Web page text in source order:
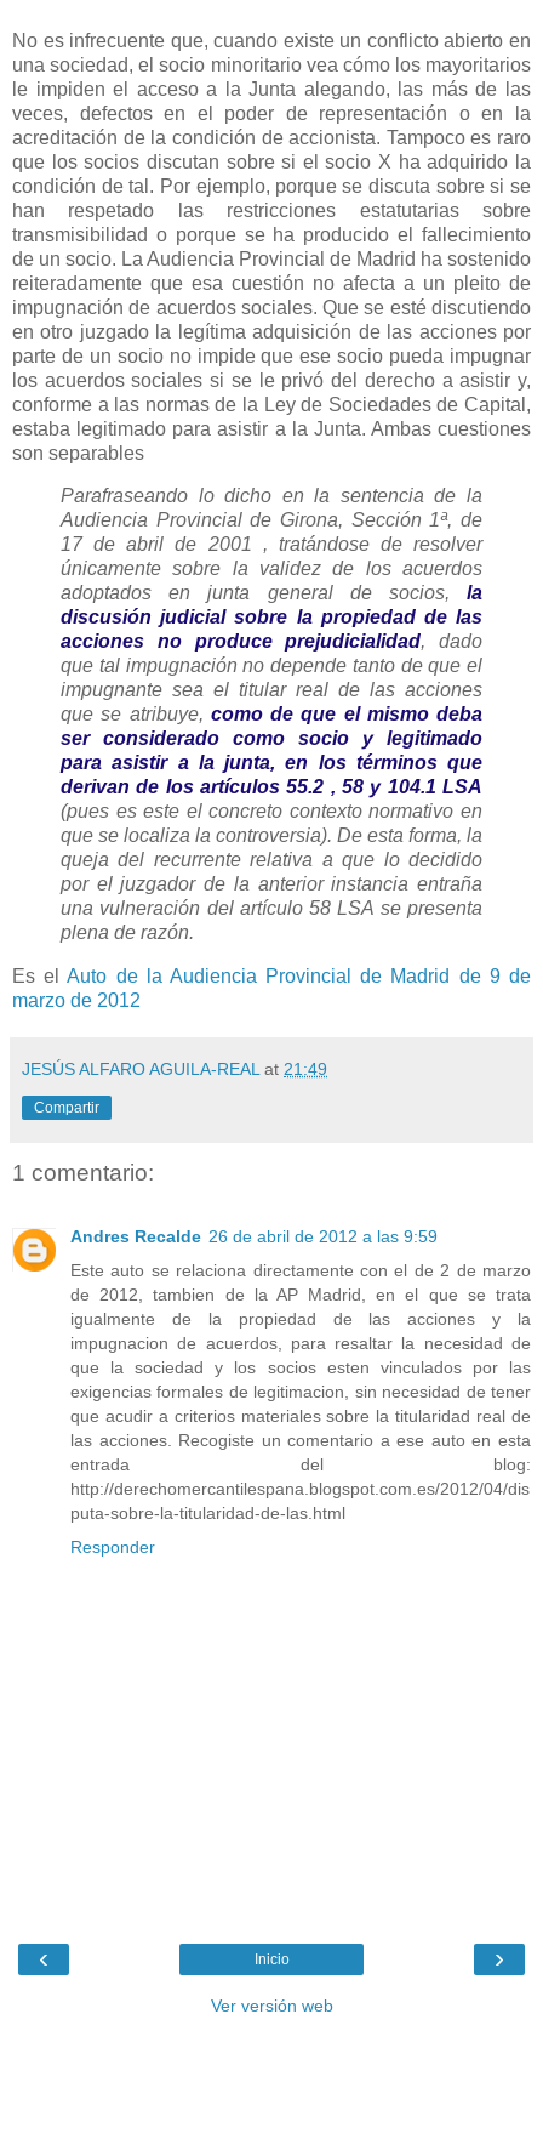
No es infrecuente que, cuando existe un conflicto abierto en
una sociedad, el socio minoritario vea cómo los mayoritarios
le impiden el acceso a la Junta alegando, las más de las
veces, defectos en el poder de representación o en la
acreditación de la condición de accionista. Tampoco es raro
que los socios discutan sobre si el socio X ha adquirido la
condición de tal. Por ejemplo, porque se discuta sobre si se
han respetado las restricciones estatutarias sobre
transmisibilidad o porque se ha producido el fallecimiento
de un socio. La Audiencia Provincial de Madrid ha sostenido
reiteradamente que esa cuestión no afecta a un pleito de
impugnación de acuerdos sociales. Que se esté discutiendo
en otro juzgado la legítima adquisición de las acciones por
parte de un socio no impide que ese socio pueda impugnar
los acuerdos sociales si se le privó del derecho a asistir y,
conforme a las normas de la Ley de Sociedades de Capital,
estaba legitimado para asistir a la Junta. Ambas cuestiones
son separables
Parafraseando lo dicho en la sentencia de la
Audiencia Provincial de Girona, Sección 1ª, de
17 de abril de 2001 , tratándose de resolver
únicamente sobre la validez de los acuerdos
adoptados en junta general de socios, la
discusión judicial sobre la propiedad de las
acciones no produce prejudicialidad, dado
que tal impugnación no depende tanto de que el
impugnante sea el titular real de las acciones
que se atribuye, como de que el mismo deba
ser considerado como socio y legitimado
para asistir a la junta, en los términos que
derivan de los artículos 55.2 , 58 y 104.1 LSA
(pues es este el concreto contexto normativo en
que se localiza la controversia). De esta forma, la
queja del recurrente relativa a que lo decidido
por el juzgador de la anterior instancia entraña
una vulneración del artículo 58 LSA se presenta
plena de razón.
Es elAuto de la Audiencia Provincial de Madrid de 9 de
marzo de 2012
JESÚS ALFARO AGUILA-REAL at 21:49
Compartir
1 comentario:
Andres Recalde 26 de abril de 2012 a las 9:59
Este auto se relaciona directamente con el de 2 de marzo
de 2012, tambien de la AP Madrid, en el que se trata
igualmente de la propiedad de las acciones y la
impugnacion de acuerdos, para resaltar la necesidad de
que la sociedad y los socios esten vinculados por las
exigencias formales de legitimacion, sin necesidad de tener
que acudir a criterios materiales sobre la titularidad real de
las acciones. Recogiste un comentario a ese auto en esta
entrada del blog:
http://derechomercantilespana.blogspot.com.es/2012/04/dis
puta-sobre-la-titularidad-de-las.html
Responder
‹ ›
Inicio
Ver versión web